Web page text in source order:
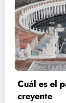
Cuál es el
creyente